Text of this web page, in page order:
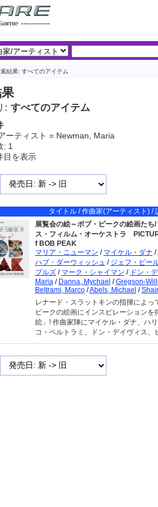
結果: すべてのアイテム
: すべてのアイテム
ーティスト = Newman, Maria
: 1
目を表示
タイトル / 作曲家(アーティスト) /
展覧会の絵～ボブ・ピークの絵画た
ス・フィルム・オーケストラ
f BOB PEAK
マリア・ニューマン / マイケル・ダナ /
ハブ・ダーウィッシュ / ジェフ・ビー
ブルズ/ マーク・シャイマン / ドン・
Maria/ Danna, Mychael /Gregson-
Beltrami, Marco/Abels, Michael /
レナード・スラットキンの指揮によっ
ピークの絵画にインスピレーション
絵」! 作曲家陣にマイケル・ダナ、ハ
コ・ベルトラミ、ドン・デイヴィス、